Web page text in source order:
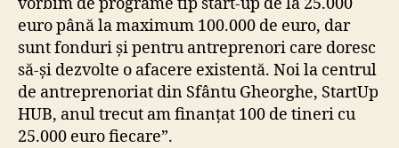
euro până la maximum 100.000 de euro, dar
sunt fonduri și pentru antreprenori care doresc
să-și dezvolte o afacere existentă. Noi la centrul
de antreprenoriat din Sfântu Gheorghe, StartUp
HUB, anul trecut am finanțat 100 de tineri cu
25.000 euro fiecare”.